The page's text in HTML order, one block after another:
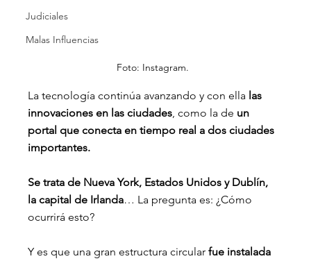
Judiciales
Malas Influencias
Foto: Instagram.
La tecnología continúa avanzando y con ella las
innovaciones en las ciudades , como la de un
portal que conecta en tiempo real a dos ciudades
importantes.
Se trata de Nueva York, Estados Unidos y Dublín,
la capital de Irlanda… La pregunta es: ¿Cómo
ocurrirá esto?
Y es que una gran estructura circular fue instalada